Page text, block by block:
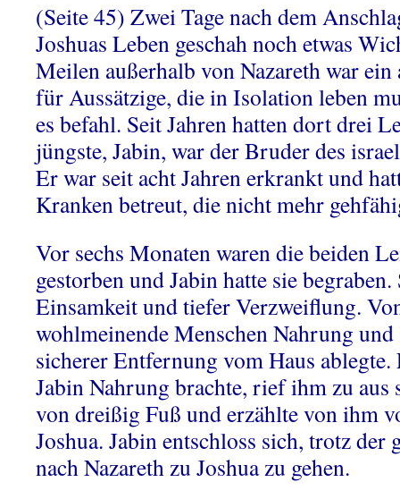
(Seite 45) Zwei Tage nach dem
Joshuas Leben geschah noch etwas
Meilen außerhalb von Nazareth war ein
für Aussätzige, die in Isolation leben
es befahl. Seit Jahren hatten dort drei
jüngste, Jabin, war der Bruder des
Er war seit acht Jahren erkrankt und
Kranken betreut, die nicht mehr
Vor sechs Monaten waren die beiden
gestorben und Jabin hatte sie
Einsamkeit und tiefer Verzweiflung.
wohlmeinende Menschen Nahrung
sicherer Entfernung vom Haus
Jabin Nahrung brachte, rief ihm zu
von dreißig Fuß und erzählte von ihm
Joshua. Jabin entschloss sich, trotz der
nach Nazareth zu Joshua zu gehen.